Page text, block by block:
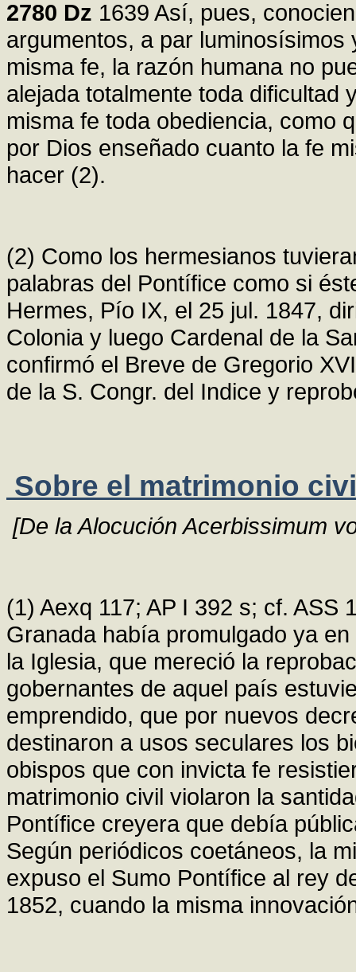
2780 Dz 1639 Así, pues,
argumentos, a par
misma fe, la razón humana no
alejada totalmente toda dificultad
misma fe toda obediencia, como
por Dios enseñado cuanto la fe
hacer (2).
(2) Como los hermesianos
palabras del Pontífice como si
Hermes, Pío IX, el 25 jul. 1847,
Colonia y luego Cardenal de la
confirmó el Breve de Gregorio
de la S. Congr. del Indice y
Sobre el matrimonio
[De la Alocución Acerbissimum
(1) Aexq 117; AP I 392 s; cf.
Granada había promulgado ya
la Iglesia, que mereció la
gobernantes de aquel país
emprendido, que por nuevos
destinaron a usos seculares los
obispos que con invicta fe
matrimonio civil violaron la
Pontífice creyera que debía
Según periódicos coetáneos, la
expuso el Sumo Pontífice al rey
1852, cuando la misma